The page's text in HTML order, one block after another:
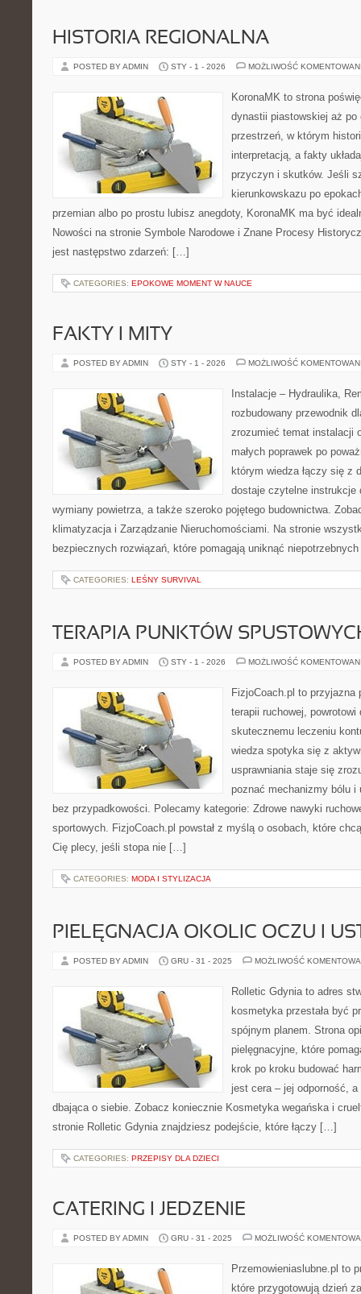
HISTORIA REGIONALNA
POSTED BY ADMIN STY - 1 - 2026 MOŻLIWOŚĆ
KoronaMK to strona
dynastii piastowskiej aż
przestrzeń, w którym
interpretacją, a fakty
przyczyn i skutków. Jeśli
kierunkowskazu po
przemian albo po prostu lubisz anegdoty, KoronaMK ma być
Nowości na stronie Symbole Narodowe i Znane Procesy
jest następstwo zdarzeń: […]
CATEGORIES: EPOKOWE MOMENT W NAUCE
FAKTY I MITY
POSTED BY ADMIN STY - 1 - 2026 MOŻLIWOŚĆ
Instalacje – Hydraulika,
rozbudowany przewodnik
zrozumieć temat instalacji
małych poprawek po
którym wiedza łączy się z
dostaje czytelne instrukcje
wymiany powietrza, a także szeroko pojętego budownictwa.
klimatyzacja i Zarządzanie Nieruchomościami. Na stronie
bezpiecznych rozwiązań, które pomagają uniknąć
CATEGORIES: LEŚNY SURVIVAL
TERAPIA PUNKTÓW
POSTED BY ADMIN STY - 1 - 2026 MOŻLIWOŚĆ
FizjoCoach.pl to przyjazna
terapii ruchowej, powrotowi
skutecznemu leczeniu
wiedza spotyka się z
usprawniania staje się
poznać mechanizmy bólu i
bez przypadkowości. Polecamy kategorie: Zdrowe nawyki
sportowych. FizjoCoach.pl powstał z myślą o osobach, które
Cię plecy, jeśli stopa nie […]
CATEGORIES: MODA I STYLIZACJA
PIELĘGNACJA OKOLIC OCZU I
POSTED BY ADMIN GRU - 31 - 2025 MOŻLIWOŚĆ
Rolletic Gdynia to adres
kosmetyka przestała być
spójnym planem. Strona
pielęgnacyjne, które
krok po kroku budować
jest cera – jej odporność,
dbająca o siebie. Zobacz koniecznie Kosmetyka wegańska i
stronie Rolletic Gdynia znajdziesz podejście, które łączy […]
CATEGORIES: PRZEPISY DLA DZIECI
CATERING I JEDZENIE
POSTED BY ADMIN GRU - 31 - 2025 MOŻLIWOŚĆ
Przemowieniaslubne.pl to
które przygotowują dzień